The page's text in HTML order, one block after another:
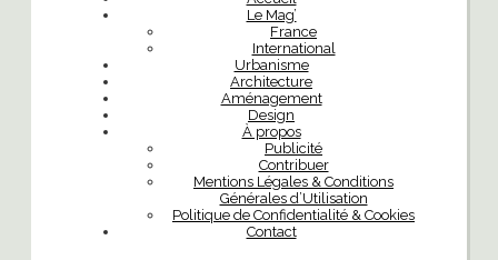
Le Mag’
France
International
Urbanisme
Architecture
Aménagement
Design
À propos
Publicité
Contribuer
Mentions Légales & Conditions
Générales d’Utilisation
Politique de Confidentialité & Cookies
Contact